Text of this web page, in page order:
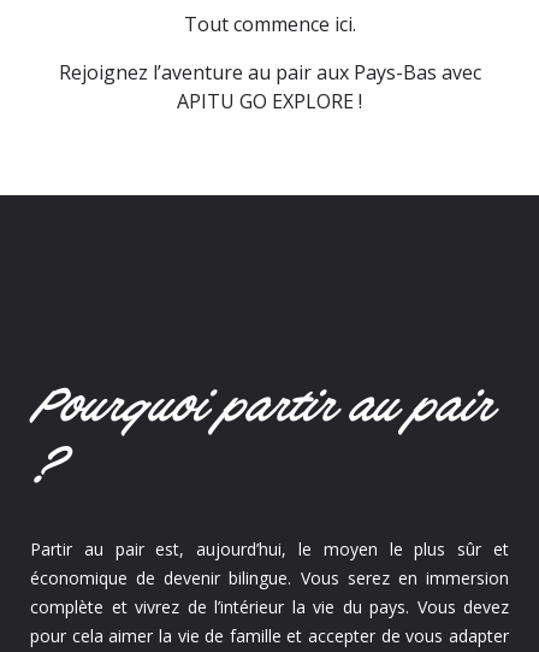
Tout commence ici.
Rejoignez l’aventure au pair aux Pays-Bas avec
APITU GO EXPLORE !
Pourquoi partir au pair
?
Partir au pair est, aujourd’hui, le moyen le plus sûr et
économique de devenir bilingue. Vous serez en immersion
complète et vivrez de l’intérieur la vie du pays. Vous devez
pour cela aimer la vie de famille et accepter de vous adapter